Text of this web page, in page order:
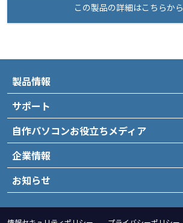
この製品の詳細はこちらから
製品情報
サポート
自作パソコンお役立ちメディア
企業情報
お知らせ